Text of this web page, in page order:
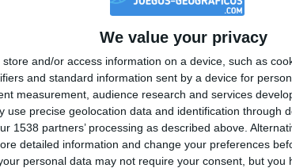
We value your privacy
store and/or access information on a device, such as
and standard information sent by a device for
measurement, audience research and services
use precise geolocation data and identification through
1538 partners’ processing as described above.
detailed information and change your preferences
personal data may not require your consent, but you
Centenario
karawankenwolf
10
RUYDIAZ
11
albamancha
12
TNT
13
Antares41$
🇺🇸 We noticed you’re visiting
an English-speaking
Join our American version now and be
the firsts to submit your score on
leaderboards!